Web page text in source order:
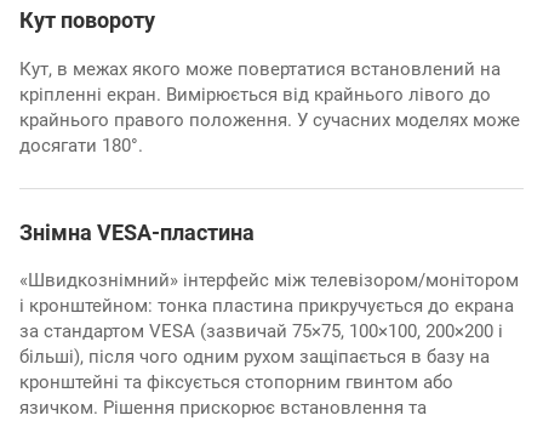
Кут повороту
Кут, в межах якого може повертатися встановлений на
кріпленні екран. Вимірюється від крайнього лівого до
крайнього правого положення. У сучасних моделях може
досягати 180°.
Знімна VESA-пластина
«Швидкознімний» інтерфейс між телевізором/монітором
і кронштейном: тонка пластина прикручується до екрана
за стандартом VESA (зазвичай 75×75, 100×100, 200×200 і
більші), після чого одним рухом защіпається в базу на
кронштейні та фіксується стопорним гвинтом або
язичком. Рішення прискорює встановлення та